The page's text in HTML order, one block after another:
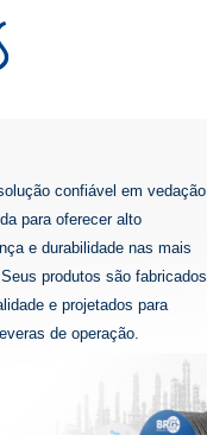
confiável em vedação
para oferecer alto
e durabilidade nas mais
produtos são fabricados
e projetados para
de operação.